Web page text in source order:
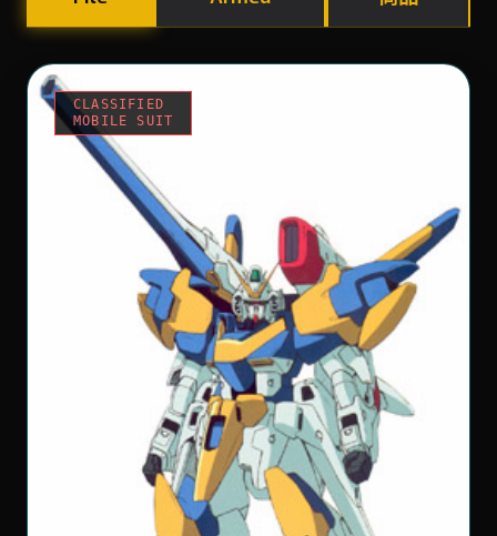
CLASSIFIED
MOBILE SUIT